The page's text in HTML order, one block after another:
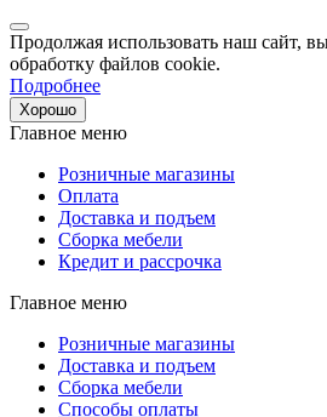
Продолжая использовать наш сайт, вы
обработку файлов cookie.
Подробнее
Хорошо
Главное меню
Розничные магазины
Оплата
Доставка и подъем
Сборка мебели
Кредит и рассрочка
Главное меню
Розничные магазины
Доставка и подъем
Сборка мебели
Способы оплаты